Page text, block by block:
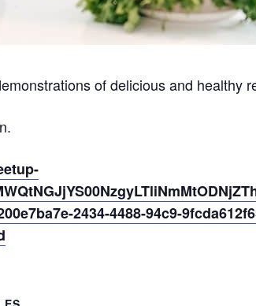
of delicious and healthy
2434-4488-94c9-